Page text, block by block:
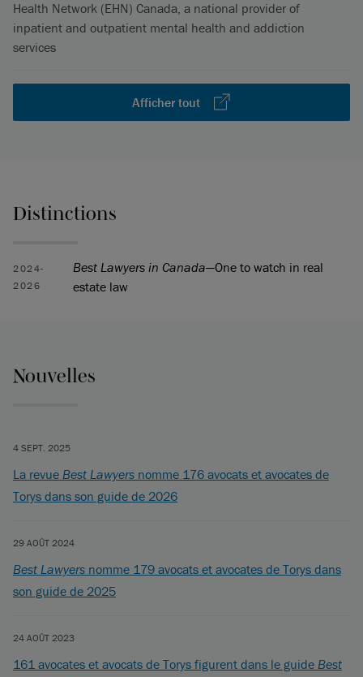
Health Network (EHN) Canada, a national provider of
inpatient and outpatient mental health and addiction
services
Afficher tout
Distinctions
2024-
2026
Best Lawyers in Canada—One to watch in real
estate law
Nouvelles
4 SEPT. 2025
La revue Best Lawyers nomme 176 avocats et avocates de
Torys dans son guide de 2026
29 AOÛT 2024
Best Lawyers nomme 179 avocats et avocates de Torys dans
son guide de 2025
24 AOÛT 2023
161 avocates et avocats de Torys figurent dans le guide Best